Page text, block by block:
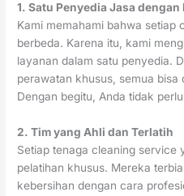
1. Satu Penyedia Jasa
Kami memahami bahwa setiap
berbeda. Karena itu, kami
layanan dalam satu penyedia.
perawatan khusus, semua bisa
Dengan begitu, Anda tidak
2. Tim yang Ahli dan Terlatih
Setiap tenaga cleaning service
pelatihan khusus. Mereka
kebersihan dengan cara